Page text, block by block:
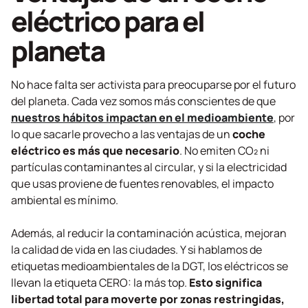
eléctrico para el
planeta
No hace falta ser activista para preocuparse por el futuro
del planeta. Cada vez somos más conscientes de que
nuestros hábitos impactan en el medioambiente, por
lo que sacarle provecho a las ventajas de uncoche
eléctricoes más que necesario. No emiten CO₂ ni
partículas contaminantes al circular, y si la electricidad
que usas proviene de fuentes renovables, el impacto
ambiental es mínimo.
Además, al reducir la contaminación acústica, mejoran
la calidad de vida en las ciudades. Y si hablamos de
etiquetas medioambientales de la DGT, los eléctricos se
llevan la etiqueta CERO: la más top. Esto significa
libertad total para moverte por zonas restringidas,